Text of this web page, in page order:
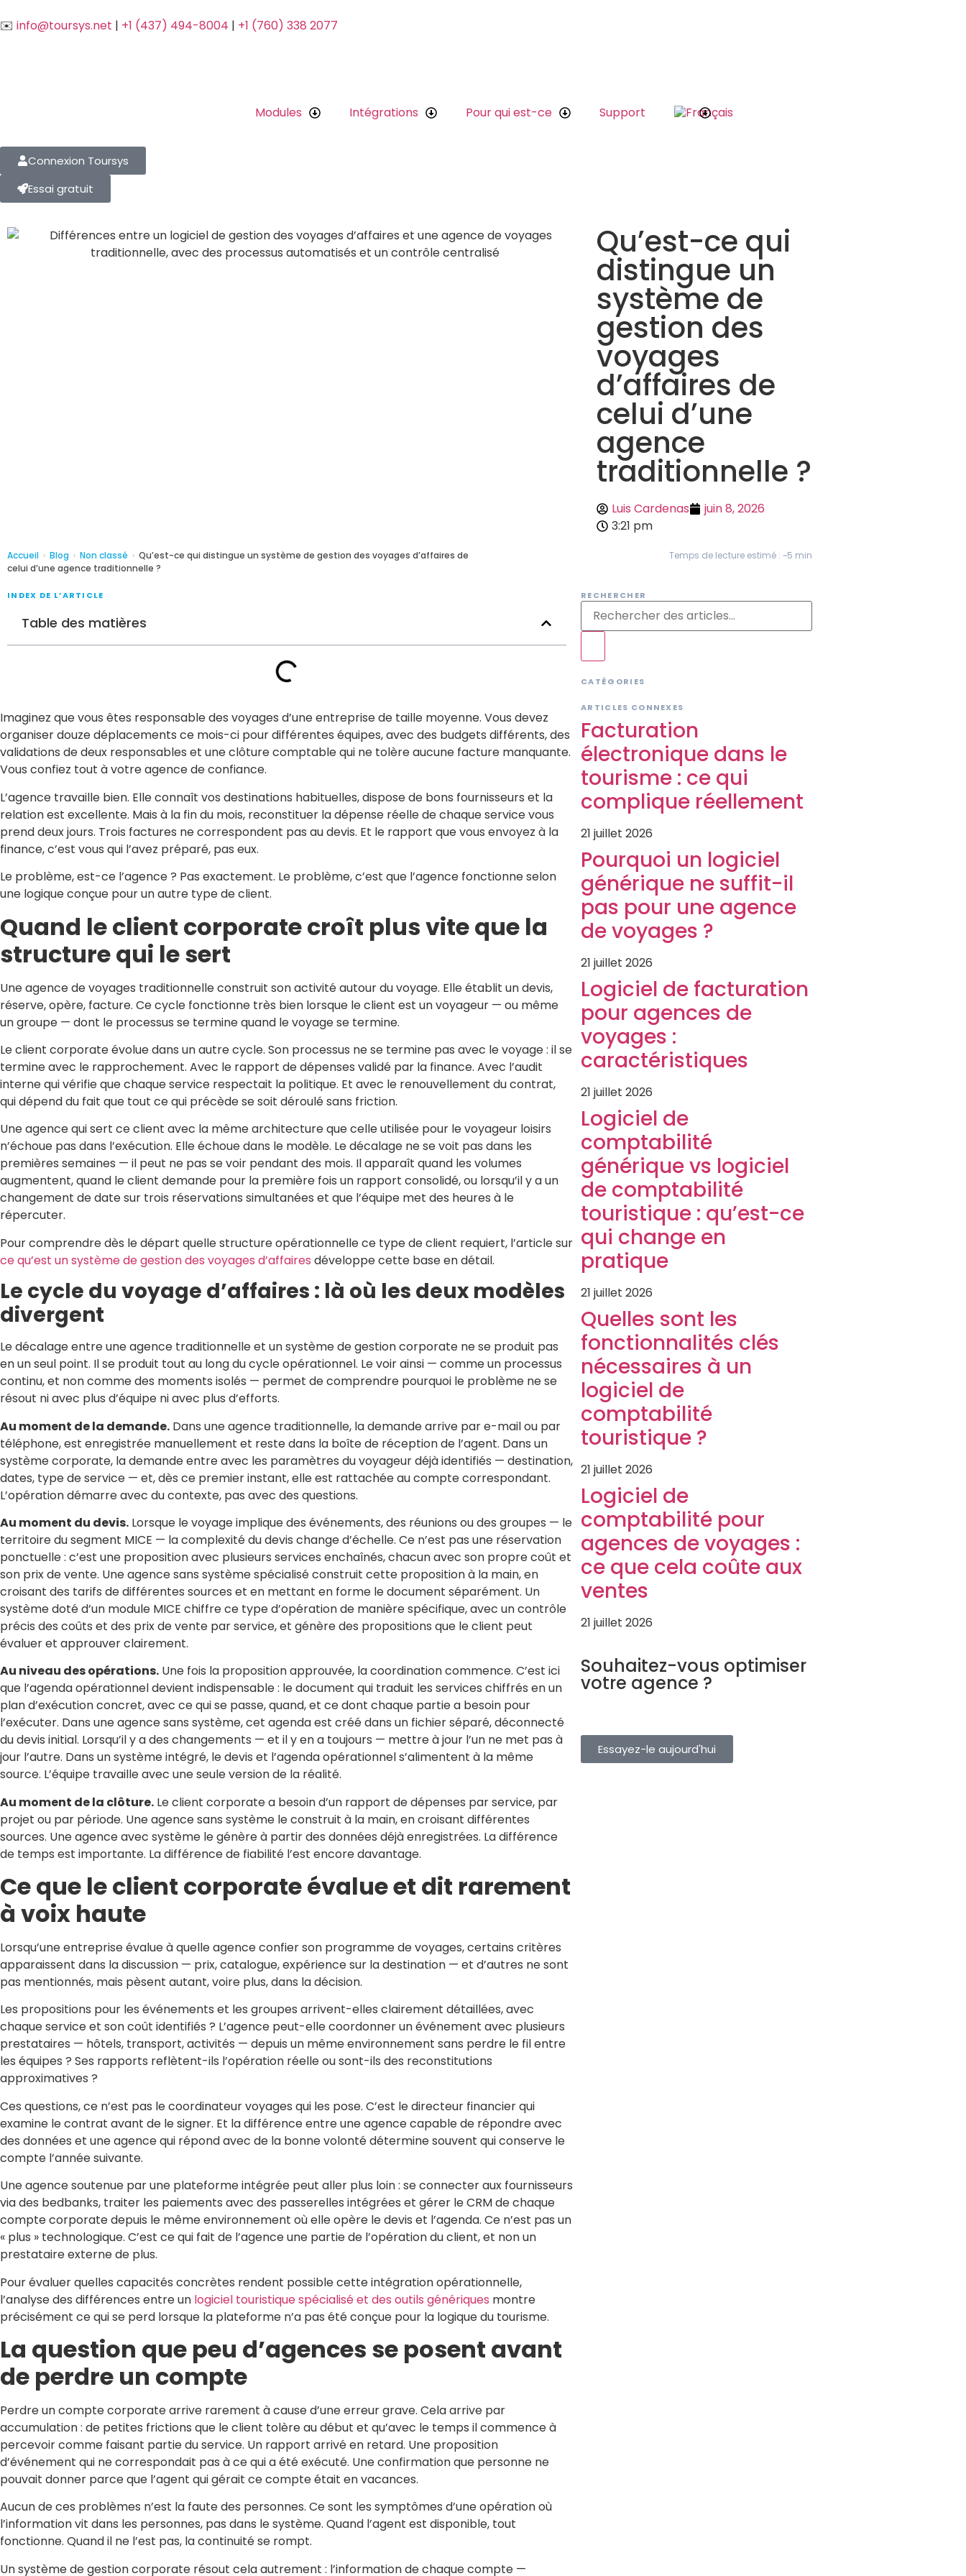
✉️ info@toursys.net | +1 (437) 494-8004 | +1 (760) 338 2077
Modules Intégrations Pour qui est-ce Support
Connexion Toursys
Essai gratuit
Qu’est-ce qui
distingue un
système de
gestion des
voyages
d’affaires de
celui d’une
agence
traditionnelle ?
Luis Cardenas
juin 8, 2026
3:21 pm
Accueil › Blog › Non classé › Qu’est-ce qui distingue un système de gestion des voyages d’affaires de
celui d’une agence traditionnelle ?
Temps de lecture estimé : ~5 min
INDEX DE L’ARTICLE
Table des matières
Imaginez que vous êtes responsable des voyages d’une entreprise de taille moyenne. Vous devez
organiser douze déplacements ce mois-ci pour différentes équipes, avec des budgets différents, des
validations de deux responsables et une clôture comptable qui ne tolère aucune facture manquante.
Vous confiez tout à votre agence de confiance.
L’agence travaille bien. Elle connaît vos destinations habituelles, dispose de bons fournisseurs et la
relation est excellente. Mais à la fin du mois, reconstituer la dépense réelle de chaque service vous
prend deux jours. Trois factures ne correspondent pas au devis. Et le rapport que vous envoyez à la
finance, c’est vous qui l’avez préparé, pas eux.
Le problème, est-ce l’agence ? Pas exactement. Le problème, c’est que l’agence fonctionne selon
une logique conçue pour un autre type de client.
Quand le client corporate croît plus vite que la
structure qui le sert
Une agence de voyages traditionnelle construit son activité autour du voyage. Elle établit un devis,
réserve, opère, facture. Ce cycle fonctionne très bien lorsque le client est un voyageur — ou même
un groupe — dont le processus se termine quand le voyage se termine.
Le client corporate évolue dans un autre cycle. Son processus ne se termine pas avec le voyage : il se
termine avec le rapprochement. Avec le rapport de dépenses validé par la finance. Avec l’audit
interne qui vérifie que chaque service respectait la politique. Et avec le renouvellement du contrat,
qui dépend du fait que tout ce qui précède se soit déroulé sans friction.
Une agence qui sert ce client avec la même architecture que celle utilisée pour le voyageur loisirs
n’échoue pas dans l’exécution. Elle échoue dans le modèle. Le décalage ne se voit pas dans les
premières semaines — il peut ne pas se voir pendant des mois. Il apparaît quand les volumes
augmentent, quand le client demande pour la première fois un rapport consolidé, ou lorsqu’il y a un
changement de date sur trois réservations simultanées et que l’équipe met des heures à le
répercuter.
Pour comprendre dès le départ quelle structure opérationnelle ce type de client requiert, l’article sur
ce qu’est un système de gestion des voyages d’affaires développe cette base en détail.
Le cycle du voyage d’affaires : là où les deux modèles
divergent
Le décalage entre une agence traditionnelle et un système de gestion corporate ne se produit pas
en un seul point. Il se produit tout au long du cycle opérationnel. Le voir ainsi — comme un processus
continu, et non comme des moments isolés — permet de comprendre pourquoi le problème ne se
résout ni avec plus d’équipe ni avec plus d’efforts.
Au moment de la demande. Dans une agence traditionnelle, la demande arrive par e-mail ou par
téléphone, est enregistrée manuellement et reste dans la boîte de réception de l’agent. Dans un
système corporate, la demande entre avec les paramètres du voyageur déjà identifiés — destination,
dates, type de service — et, dès ce premier instant, elle est rattachée au compte correspondant.
L’opération démarre avec du contexte, pas avec des questions.
Au moment du devis. Lorsque le voyage implique des événements, des réunions ou des groupes — le
territoire du segment MICE — la complexité du devis change d’échelle. Ce n’est pas une réservation
ponctuelle : c’est une proposition avec plusieurs services enchaînés, chacun avec son propre coût et
son prix de vente. Une agence sans système spécialisé construit cette proposition à la main, en
croisant des tarifs de différentes sources et en mettant en forme le document séparément. Un
système doté d’un module MICE chiffre ce type d’opération de manière spécifique, avec un contrôle
précis des coûts et des prix de vente par service, et génère des propositions que le client peut
évaluer et approuver clairement.
Au niveau des opérations. Une fois la proposition approuvée, la coordination commence. C’est ici
que l’agenda opérationnel devient indispensable : le document qui traduit les services chiffrés en un
plan d’exécution concret, avec ce qui se passe, quand, et ce dont chaque partie a besoin pour
l’exécuter. Dans une agence sans système, cet agenda est créé dans un fichier séparé, déconnecté
du devis initial. Lorsqu’il y a des changements — et il y en a toujours — mettre à jour l’un ne met pas à
jour l’autre. Dans un système intégré, le devis et l’agenda opérationnel s’alimentent à la même
source. L’équipe travaille avec une seule version de la réalité.
Au moment de la clôture. Le client corporate a besoin d’un rapport de dépenses par service, par
projet ou par période. Une agence sans système le construit à la main, en croisant différentes
sources. Une agence avec système le génère à partir des données déjà enregistrées. La différence
de temps est importante. La différence de fiabilité l’est encore davantage.
Ce que le client corporate évalue et dit rarement
à voix haute
Lorsqu’une entreprise évalue à quelle agence confier son programme de voyages, certains critères
apparaissent dans la discussion — prix, catalogue, expérience sur la destination — et d’autres ne sont
pas mentionnés, mais pèsent autant, voire plus, dans la décision.
Les propositions pour les événements et les groupes arrivent-elles clairement détaillées, avec
chaque service et son coût identifiés ? L’agence peut-elle coordonner un événement avec plusieurs
prestataires — hôtels, transport, activités — depuis un même environnement sans perdre le fil entre
les équipes ? Ses rapports reflètent-ils l’opération réelle ou sont-ils des reconstitutions
approximatives ?
Ces questions, ce n’est pas le coordinateur voyages qui les pose. C’est le directeur financier qui
examine le contrat avant de le signer. Et la différence entre une agence capable de répondre avec
des données et une agence qui répond avec de la bonne volonté détermine souvent qui conserve le
compte l’année suivante.
Une agence soutenue par une plateforme intégrée peut aller plus loin : se connecter aux fournisseurs
via des bedbanks, traiter les paiements avec des passerelles intégrées et gérer le CRM de chaque
compte corporate depuis le même environnement où elle opère le devis et l’agenda. Ce n’est pas un
« plus » technologique. C’est ce qui fait de l’agence une partie de l’opération du client, et non un
prestataire externe de plus.
Pour évaluer quelles capacités concrètes rendent possible cette intégration opérationnelle,
l’analyse des différences entre un logiciel touristique spécialisé et des outils génériques montre
précisément ce qui se perd lorsque la plateforme n’a pas été conçue pour la logique du tourisme.
La question que peu d’agences se posent avant
de perdre un compte
Perdre un compte corporate arrive rarement à cause d’une erreur grave. Cela arrive par
accumulation : de petites frictions que le client tolère au début et qu’avec le temps il commence à
percevoir comme faisant partie du service. Un rapport arrivé en retard. Une proposition
d’événement qui ne correspondait pas à ce qui a été exécuté. Une confirmation que personne ne
pouvait donner parce que l’agent qui gérait ce compte était en vacances.
Aucun de ces problèmes n’est la faute des personnes. Ce sont les symptômes d’une opération où
l’information vit dans les personnes, pas dans le système. Quand l’agent est disponible, tout
fonctionne. Quand il ne l’est pas, la continuité se rompt.
Un système de gestion corporate résout cela autrement : l’information de chaque compte —
RECHERCHER
CATÉGORIES
ARTICLES CONNEXES
Facturation
électronique dans le
tourisme : ce qui
complique réellement
21 juillet 2026
Pourquoi un logiciel
générique ne suffit-il
pas pour une agence
de voyages ?
21 juillet 2026
Logiciel de facturation
pour agences de
voyages :
caractéristiques
21 juillet 2026
Logiciel de
comptabilité
générique vs logiciel
de comptabilité
touristique : qu’est-ce
qui change en
pratique
21 juillet 2026
Quelles sont les
fonctionnalités clés
nécessaires à un
logiciel de
comptabilité
touristique ?
21 juillet 2026
Logiciel de
comptabilité pour
agences de voyages :
ce que cela coûte aux
ventes
21 juillet 2026
Souhaitez-vous optimiser
votre agence ?
Essayez-le aujourd'hui